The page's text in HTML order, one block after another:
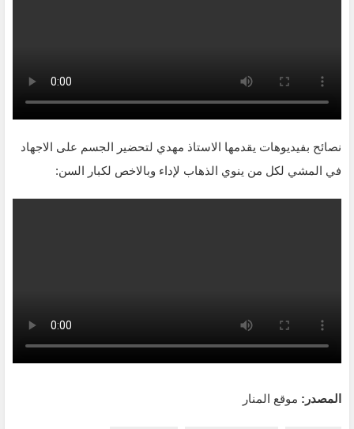
نصائح بفيديوهات يقدمها الاستاذ مهدي لتحضير الجسم على الاجهاد
في المشي لكل من ينوي الذهاب لإداء وبالاخص لكبار السن:
المصدر: موقع المنار